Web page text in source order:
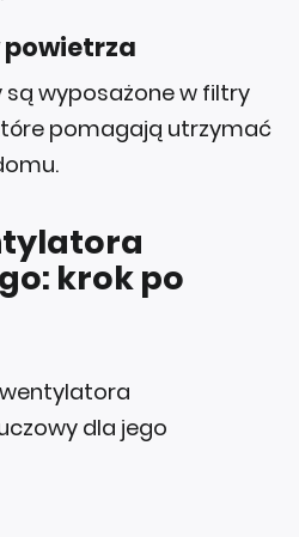
wyposażone w filtry
pomagają utrzymać
krok po
dla jego